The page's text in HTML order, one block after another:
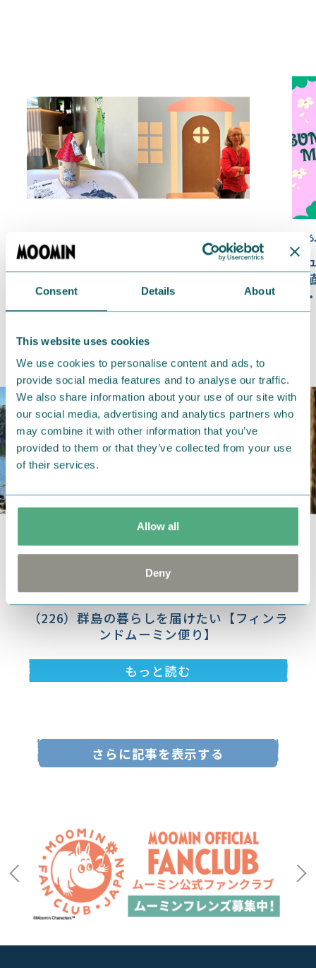
Consent Details About
This website uses cookies
We use cookies to personalise content and ads, to
provide social media features and to analyse our traffic.
We also share information about your use of our site with
our social media, advertising and analytics partners who
may combine it with other information that you’ve
provided to them or that they’ve collected from your use
of their services.
Allow all
Deny
（227）ムーミンが好き【フィンラン
ドムーミン便り】
ニ
（
ト
ブログ
2026.05.22
（226）群島の暮らしを届けたい【フィンラ
ンドムーミン便り】
もっと読む
さらに記事を表示する